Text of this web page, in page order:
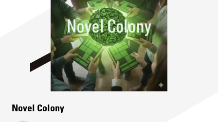
Novel Colony